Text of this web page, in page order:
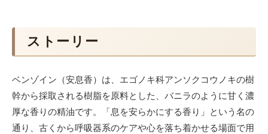
ストーリー
ベンゾイン（安息香）は、エゴノキ科アンソクコウノキの樹
幹から採取される樹脂を原料とした、バニラのように甘く濃
厚な香りの精油です。「息を安らかにする香り」という名の
通り、古くから呼吸器系のケアや心を落ち着かせる場面で用